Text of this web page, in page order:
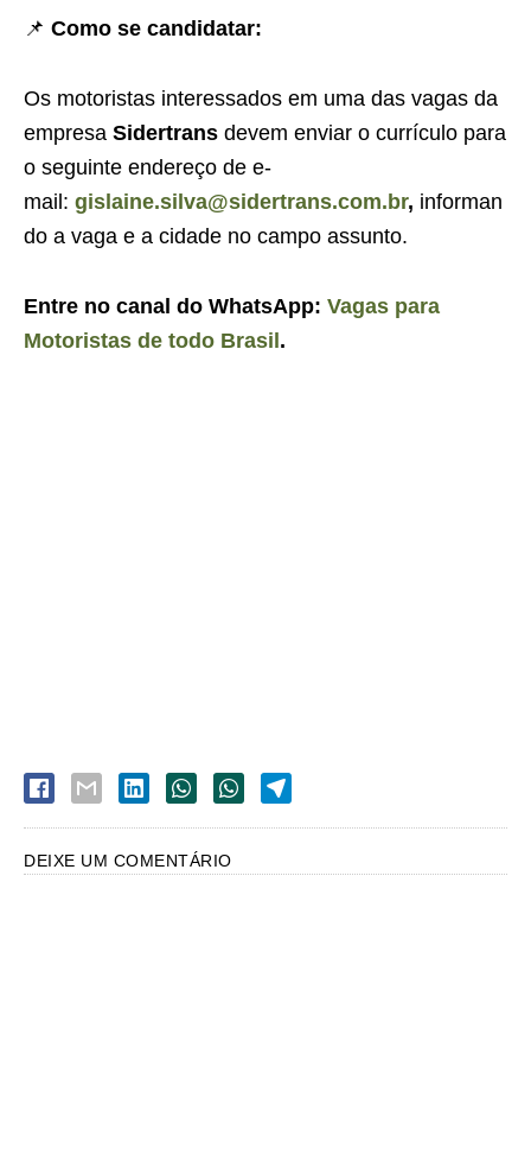
📌 Como se candidatar:
Os motoristas interessados em uma das vagas da
empresa Sidertrans devem enviar o currículo para
o seguinte endereço de e-
mail: gislaine.silva@sidertrans.com.br, informan
do a vaga e a cidade no campo assunto.
Entre no canal do WhatsApp: Vagas para
Motoristas de todo Brasil .
DEIXE UM COMENTÁRIO